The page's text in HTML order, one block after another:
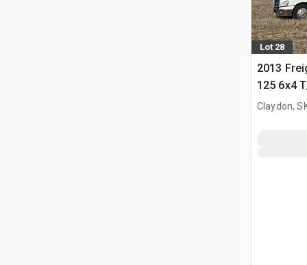
Lot 28
2013
125 6x4
Tractor
Claydon,